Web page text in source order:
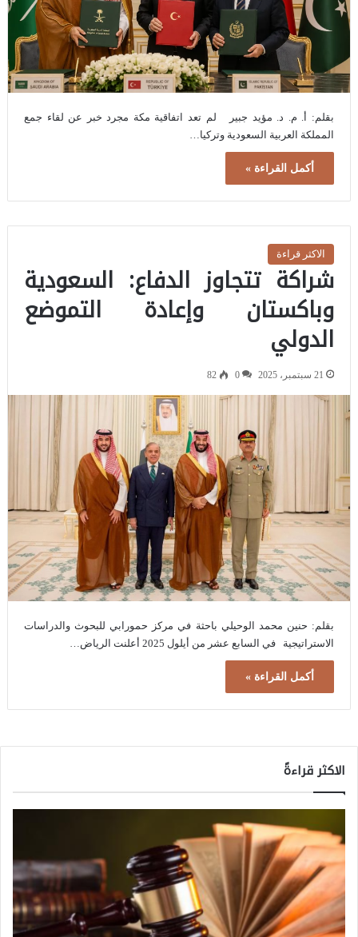
بقلم: أ. م. د. مؤيد جبير لم تعد اتفاقية مكة مجرد خبر عن لقاء جمع
المملكة العربية السعودية وتركيا…
أكمل القراءة »
الاكثر قراءة
شراكة تتجاوز الدفاع: السعودية
وباكستان وإعادة التموضع
الدولي
21 سبتمبر، 2025 0
82
بقلم: حنين محمد الوحيلي باحثة في مركز حمورابي للبحوث والدراسات
الاستراتيجية في السابع عشر من أيلول 2025 أعلنت الرياض…
أكمل القراءة »
الاكثر قراءةً